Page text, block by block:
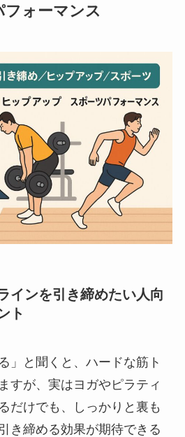
フォーマンス
インを引き締めたい人向
ト
」と聞くと、ハードな筋ト
すが、実はヨガやピラティ
だけでも、しっかりと裏も
き締める効果が期待できる